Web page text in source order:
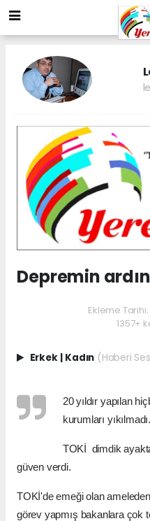
Depremin
Ekleme Tarihi:
1357+
Erkek | Kadın (Haberi
20 yıldır yapılan
kurumları yıkılmadı.
TOKİ dimdik
güven verdi.
TOKİ'de emeği olan
görev yapmış bakanlara çok